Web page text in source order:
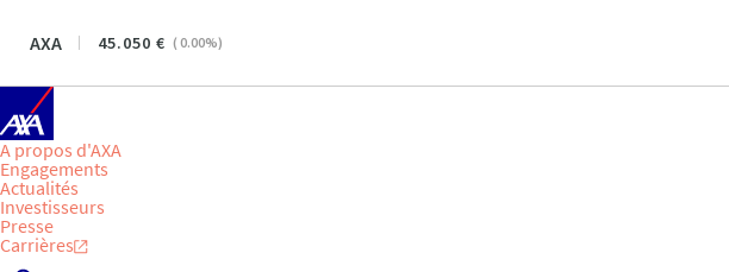
AXA 45.050 ( 0.00%)
A propos d'AXA
Engagements
Actualités
Investisseurs
Presse
Carrières